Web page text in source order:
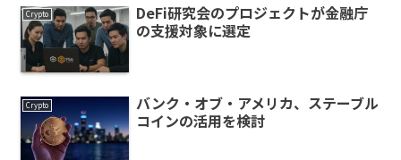
Crypto
DeFi研究会のプロジェクトが金融庁
の支援対象に選定
Crypto
バンク・オブ・アメリカ、ステーブル
コインの活用を検討